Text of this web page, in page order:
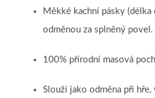
Měkké kachní pásky (délka
odměnou za splněný povel.
100% přírodní masová
Slouží jako odměna při